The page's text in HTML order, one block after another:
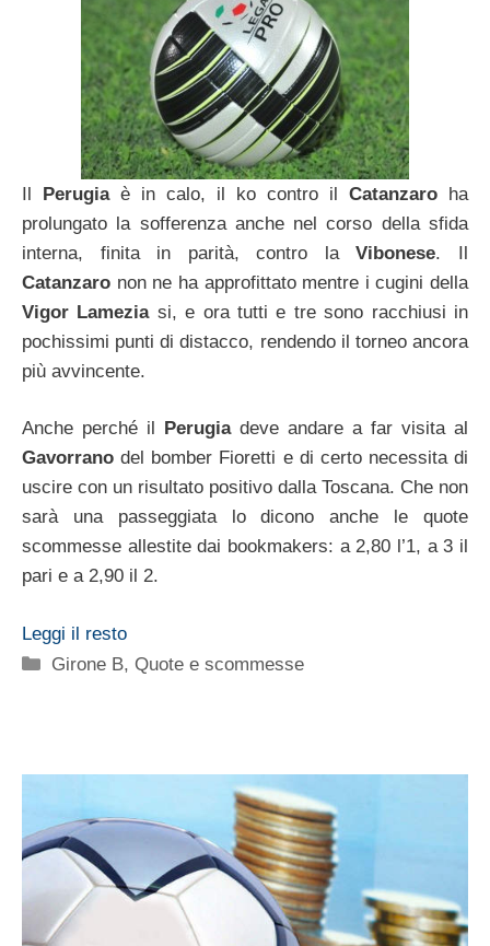
Il Perugiaè in calo, il ko contro il Catanzaro ha
prolungato la sofferenza anche nel corso della sfida
interna, finita in parità, contro laVibonese. Il
Catanzaro non ne ha approfittato mentre i cugini della
Vigor Lameziasi, e ora tutti e tre sono racchiusi in
pochissimi punti di distacco, rendendo il torneo ancora
più avvincente.
Anche perché il Perugiadeve andare a far visita al
Gavorrano del bomber Fioretti e di certo necessita di
uscire con un risultato positivo dalla Toscana. Che non
sarà una passeggiata lo dicono anche le quote
scommesse allestite dai bookmakers: a 2,80 l’1, a 3 il
pari e a 2,90 il 2.
Leggi il resto
Categorie
Girone B,Quote e scommesse